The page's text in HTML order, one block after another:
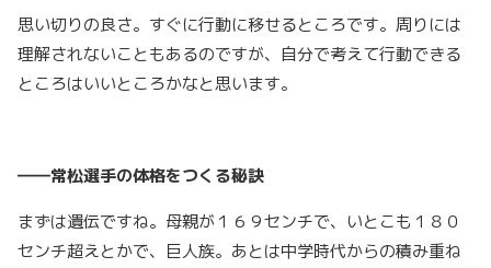
思い切りの良さ。すぐに行動に移せるところです。周りには
理解されないこともあるのですが、自分で考えて行動できる
ところはいいところかなと思います。
――常松選手の体格をつくる秘訣
まずは遺伝ですね。母親が１６９センチで、いとこも１８０
センチ超えとかで、巨人族。あとは中学時代からの積み重ね